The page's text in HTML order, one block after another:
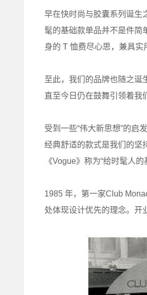
早在快时尚与胶囊系列诞生
髦的基础款单品并不是件简
身的 T 恤费尽心思，兼具实
至此，我们的品牌也随之诞
直至今日仍在鼓舞引领着我
受到一些“伟大新思想”的启
经典舒适的款式是我们的坚
《Vogue》称为“给时髦人的
1985 年，第一家Club
处体现设计优先的理念。开